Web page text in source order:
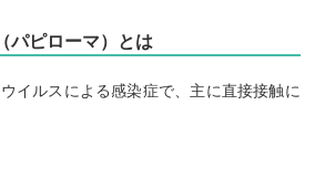
パピローマ）とは
イルスによる感染症で、主に直接接触に